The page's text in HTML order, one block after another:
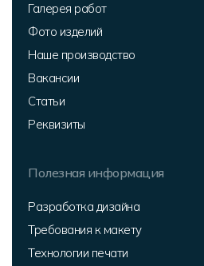
Галерея работ
Фото изделий
Наше производство
Вакансии
Статьи
Реквизиты
Полезная информация
Разработка дизайна
Требования к макету
Технологии печати